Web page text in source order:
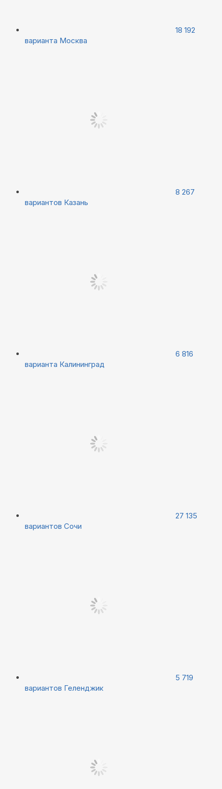
18 192
варианта Москва
8 267
вариантов Казань
6 816
варианта Калининград
27 135
вариантов Сочи
5 719
вариантов Геленджик